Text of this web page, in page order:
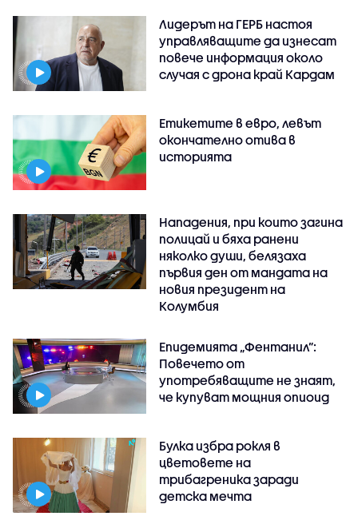
Лидерът на ГЕРБ настоя
управляващите да изнесат
повече информация около
случая с дрона край Кардам
Етикетите в евро, левът
окончателно отива в
историята
Нападения, при които загина
полицай и бяха ранени
няколко души, белязаха
първия ден от мандата на
новия президент на
Колумбия
Епидемията „Фентанил”:
Повечето от
употребяващите не знаят,
че купуват мощния опиоид
Булка избра рокля в
цветовете на
трибагреника заради
детска мечта